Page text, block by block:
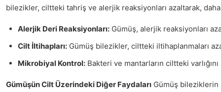
bilezikler, ciltteki tahriş ve alerjik reaksiyonları azaltarak,
Alerjik Deri Reaksiyonları: Gümüş, alerjik reaksiyonları
Cilt İltihapları: Gümüş bilezikler, ciltteki iltihaplanmaları
Mikrobiyal Kontrol: Bakteri ve mantarların ciltteki
Gümüşün Cilt Üzerindeki Diğer Faydaları Gümüş bileziklerin